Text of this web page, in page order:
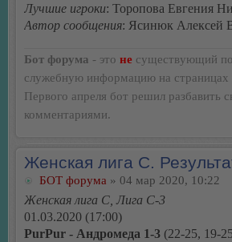
Лучшие игроки: Торопова Евгения
Автор сообщения: Ясинюк Алексей
Бот форума - это не существующий
служебную информацию на
Первого апреля бот решил разбавить
комментариями.
Женская лига С.
БОТ форума » 04 мар 2020, 10:22
Женская лига С, Лига С-3
01.03.2020 (17:00)
PurPur - Андромеда 1-3 (22-25, 19-